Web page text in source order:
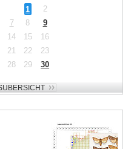
1
2
7 8
9
14 15
16
21 22
23
28 29
30